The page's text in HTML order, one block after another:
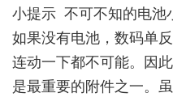
小提示 不可不知的电池
如果没有电池，数码单
连动一下都不可能。因
是最重要的附件之一。